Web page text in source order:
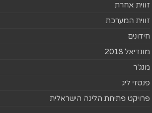
זווית אחרת
זווית המערכת
חידונים
מונדיאל 2018
מנג'ר
פנטזי ליג
פרויקט פתיחת הליגה הישראלית